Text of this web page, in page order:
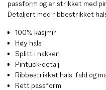
passform og er strikket med
Detaljert med ribbestrikket
100% kasjmir
Høy hals
Splitt i nakken
Pintuck-detalj
Ribbestrikket hals, fald og
Rett passform